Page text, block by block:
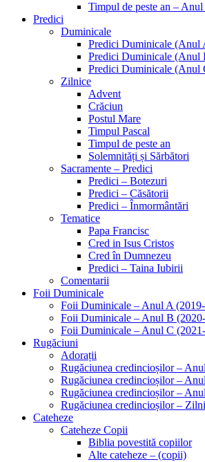
Timpul de peste an – Anul
Predici
Duminicale
Predici Duminicale (Anul
Predici Duminicale (Anul
Predici Duminicale (Anul
Zilnice
Advent
Crăciun
Postul Mare
Timpul Pascal
Timpul de peste an
Solemnități și Sărbători
Sacramente – Predici
Predici – Botezuri
Predici – Căsătorii
Predici – Înmormântări
Tematice
Papa Francisc
Cred in Isus Cristos
Cred în Dumnezeu
Predici – Taina Iubirii
Comentarii
Foii Duminicale
Foii Duminicale – Anul A
Foii Duminicale – Anul B
Foii Duminicale – Anul C
Rugăciuni
Adorații
Rugăciunea credincioșilor –
Rugăciunea credincioșilor –
Rugăciunea credincioșilor –
Rugăciunea credincioșilor –
Cateheze
Cateheze Copii
Biblia povestită copiilor
Alte cateheze – (copii)